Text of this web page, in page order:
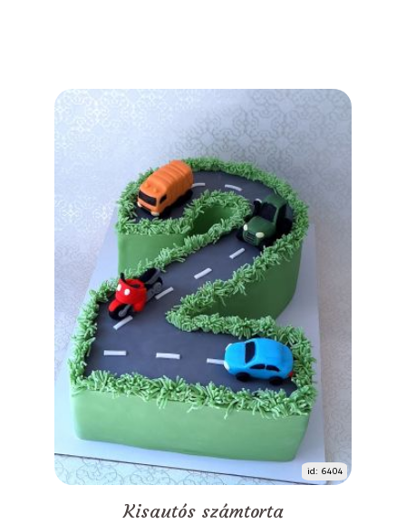
id: 6404
Kisautós számtorta